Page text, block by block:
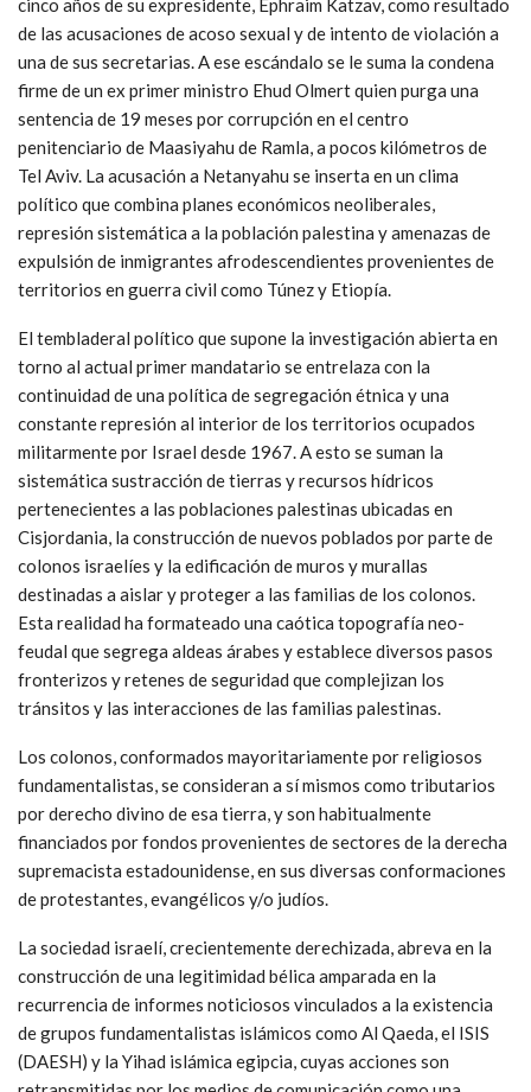
de las acusaciones de acoso sexual y de intento de violación a
una de sus secretarias. A ese escándalo se le suma la condena
firme de un ex primer ministro Ehud Olmert quien purga una
sentencia de 19 meses por corrupción en el centro
penitenciario de Maasiyahu de Ramla, a pocos kilómetros de
Tel Aviv. La acusación a Netanyahu se inserta en un clima
político que combina planes económicos neoliberales,
represión sistemática a la población palestina y amenazas de
expulsión de inmigrantes afrodescendientes provenientes de
territorios en guerra civil como Túnez y Etiopía.
El tembladeral político que supone la investigación abierta en
torno al actual primer mandatario se entrelaza con la
continuidad de una política de segregación étnica y una
constante represión al interior de los territorios ocupados
militarmente por Israel desde 1967. A esto se suman la
sistemática sustracción de tierras y recursos hídricos
pertenecientes a las poblaciones palestinas ubicadas en
Cisjordania, la construcción de nuevos poblados por parte de
colonos israelíes y la edificación de muros y murallas
destinadas a aislar y proteger a las familias de los colonos.
Esta realidad ha formateado una caótica topografía neo-
feudal que segrega aldeas árabes y establece diversos pasos
fronterizos y retenes de seguridad que complejizan los
tránsitos y las interacciones de las familias palestinas.
Los colonos, conformados mayoritariamente por religiosos
fundamentalistas, se consideran a sí mismos como tributarios
por derecho divino de esa tierra, y son habitualmente
financiados por fondos provenientes de sectores de la derecha
supremacista estadounidense, en sus diversas conformaciones
de protestantes, evangélicos y/o judíos.
La sociedad israelí, crecientemente derechizada, abreva en la
construcción de una legitimidad bélica amparada en la
recurrencia de informes noticiosos vinculados a la existencia
de grupos fundamentalistas islámicos como Al Qaeda, el ISIS
(DAESH) y la Yihad islámica egipcia, cuyas acciones son